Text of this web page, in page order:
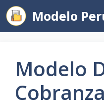
Saltar
al
contenido
Modelo
Modelo
Cobranza